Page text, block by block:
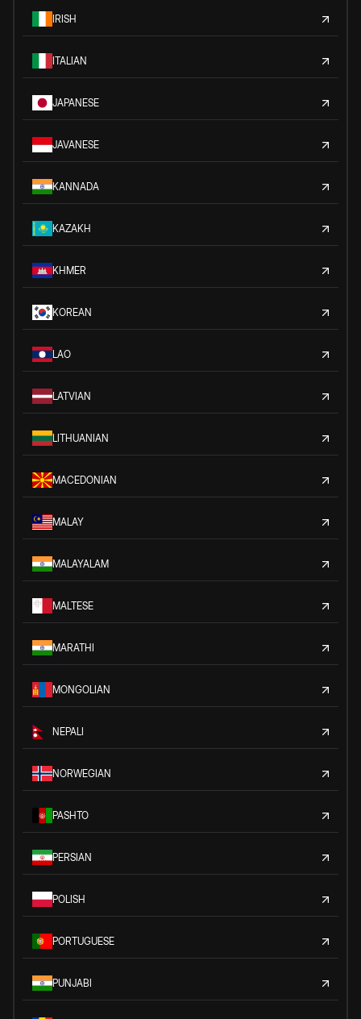
IRISH
ITALIAN
JAPANESE
JAVANESE
KANNADA
KAZAKH
KHMER
KOREAN
LAO
LATVIAN
LITHUANIAN
MACEDONIAN
MALAY
MALAYALAM
MALTESE
MARATHI
MONGOLIAN
NEPALI
NORWEGIAN
PASHTO
PERSIAN
POLISH
PORTUGUESE
PUNJABI